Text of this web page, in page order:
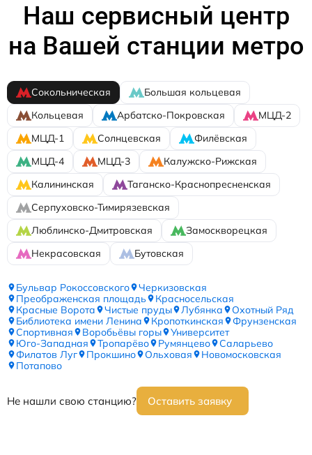
Наш сервисный центр
на Вашей станции метро
Сокольническая
Большая кольцевая
Кольцевая
Арбатско-Покровская
МЦД-2
МЦД-1
Солнцевская
Филёвская
МЦД-4
МЦД-3
Калужско-Рижская
Калининская
Таганско-Краснопресненская
Серпуховско-Тимирязевская
Люблинско-Дмитровская
Замоскворецкая
Некрасовская
Бутовская
Бульвар Рокоссовского
Черкизовская
Преображенская площадь
Красносельская
Красные Ворота
Чистые пруды Лубянка
Охотный Ряд
Библиотека имени Ленина
Кропоткинская
Фрунзенская
Спортивная
Воробьёвы горы
Университет
Юго-Западная
Тропарёво Румянцево
Саларьево
Филатов Луг
Прокшино Ольховая
Новомосковская
Потапово
Не нашли свою станцию? Оставить заявку